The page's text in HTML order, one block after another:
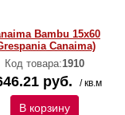
Bambu 15x60
Canaima)
Код товара:1910
руб. / кв.м
В корзину